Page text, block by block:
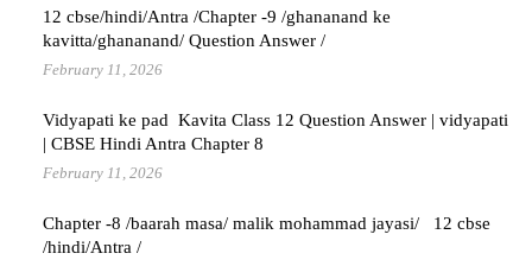
12 cbse/hindi/Antra /Chapter -9 /ghananand ke
kavitta/ghananand/ Question Answer /
February 11, 2026
Vidyapati ke pad Kavita Class 12 Question Answer | vidyapati
| CBSE Hindi Antra Chapter 8
February 11, 2026
Chapter -8 /baarah masa/ malik mohammad jayasi/ 12 cbse
/hindi/Antra /